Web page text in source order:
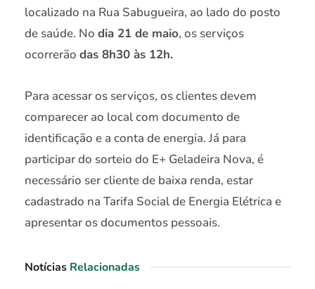
localizado na Rua Sabugueira, ao lado do posto
de saúde. No dia 21 de maio, os serviços
ocorrerão das 8h30 às 12h.
Para acessar os serviços, os clientes devem
comparecer ao local com documento de
identificação e a conta de energia. Já para
participar do sorteio do E+ Geladeira Nova, é
necessário ser cliente de baixa renda, estar
cadastrado na Tarifa Social de Energia Elétrica e
apresentar os documentos pessoais.
Notícias Relacionadas